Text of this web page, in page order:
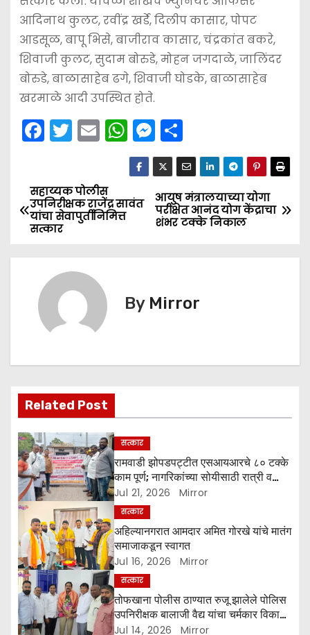
आदिनाथ कुलट, रवींद्र खर्डे, दिलीप कासार, पोपट
आडसूळ, बापू भिसे, बाजीराव कासार, चंद्रकांत बकरे,
शिवाजी कुलट, सुदाम बोरुडे, मोहन जगदाळे, जालिंदर
बोरुडे, बाळासाहेब ढगे, शिवाजी घोडके, बाळासाहेब
खरमाळे आदी उपस्थित होते.
F
a
e
b
o
o
k
T
w
er
E
m
l
W
h
a
ts
p
M
e
s
s
e
g
S
h
ar
e
P
o
s
g
a
t
o
n
आयुष मंत्रालयाच्या योगा
परीक्षेत आनंद योग केंद्राचा
शंभर टक्के निकाल
सहाय्यक पोलीस
उपनिरीक्षक राजेंद्र सावंत
यांचा सेवापुर्तीनिमित्त
सत्कार
By Mirror
Related Post
सत्कार
रामवाडी झोपडपट्टीत एसआयआरचे ८० टक्के
काम पूर्ण; नागरिकांच्या सोयीसाठी रात्री व
पहाटे घरोघरी भेटी
Jul 21, 2026 Mirror
सत्कार
अहिल्यानगरात आमदार अमित गोरखे यांचे मातंग
समाजाकडून स्वागत
Jul 16, 2026 Mirror
सत्कार
तोफखाना पोलीस ठाण्यात रुजू झालेले पोलिस
उपनिरीक्षक बालाजी वैद्य यांचा चर्मकार विकास
संघाकडून सत्कार
Jul 14, 2026 Mirror